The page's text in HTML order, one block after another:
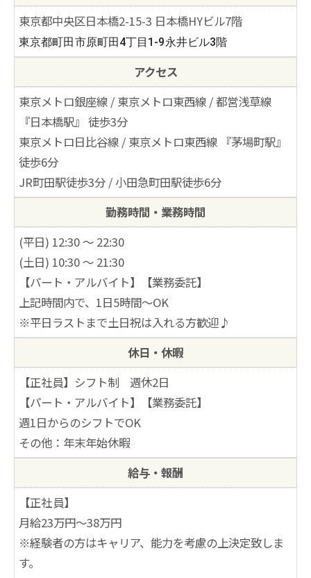
東京都中央区日本橋2-15-3 日本橋HYビル7階
東京都町田市原町田4丁目1-9永井ビル3階
アクセス
東京メトロ銀座線 / 東京メトロ東西線 / 都営浅草線
『日本橋駅』 徒歩3分
東京メトロ日比谷線 / 東京メトロ東西線 『茅場町駅』
徒歩6分
JR町田駅徒歩3分 / 小田急町田駅徒歩6分
勤務時間・業務時間
(平日) 12:30 ～ 22:30
(土日) 10:30 ～ 21:30
【パート・アルバイト】【業務委託】
上記時間内で、1日5時間～OK
※平日ラストまで土日祝は入れる方歓迎♪
休日・休暇
【正社員】シフト制 週休2日
【パート・アルバイト】【業務委託】
週1日からのシフトでOK
その他：年末年始休暇
給与・報酬
【正社員】
月給23万円～38万円
※経験者の方はキャリア、能力を考慮の上決定致しま
す。